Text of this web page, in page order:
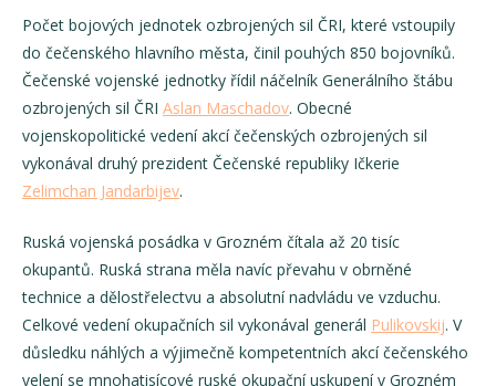
Počet bojových jednotek ozbrojených sil ČRI, které vstoupily
do čečenského hlavního města, činil pouhých 850 bojovníků.
Čečenské vojenské jednotky řídil náčelník Generálního štábu
ozbrojených sil ČRI Aslan Maschadov. Obecné
vojenskopolitické vedení akcí čečenských ozbrojených sil
vykonával druhý prezident Čečenské republiky Ičkerie
Zelimchan Jandarbijev.
Ruská vojenská posádka v Grozném čítala až 20 tisíc
okupantů. Ruská strana měla navíc převahu v obrněné
technice a dělostřelectvu a absolutní nadvládu ve vzduchu.
Celkové vedení okupačních sil vykonával generál Pulikovskij. V
důsledku náhlých a výjimečně kompetentních akcí čečenského
velení se mnohatisícové ruské okupační uskupení v Grozném